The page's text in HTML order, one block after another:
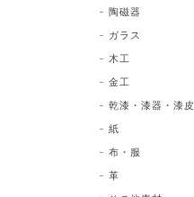
陶磁器
ガラス
木工
金工
乾漆・漆器・漆皮
紙
布・服
革